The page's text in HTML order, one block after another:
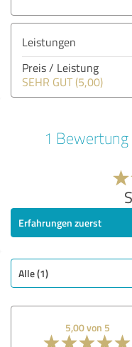
Leistungen
Preis / Leistung
SEHR GUT (5,00)
1
Erfahrungen zuerst
Alle (1)
5,00 von 5